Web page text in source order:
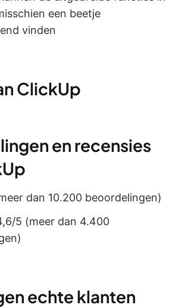
een beetje
vinden
ClickUp
en recensies
dan 10.200 beoordelingen)
5 (meer dan 4.400
echte klanten